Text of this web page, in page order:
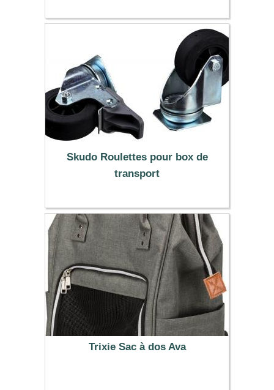
13.90 €
Skudo Roulettes pour box de
transport
33.90 €
Trixie Sac à dos Ava